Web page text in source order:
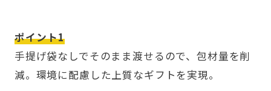
ポイント1
手提げ袋なしでそのまま渡せるので、包材量を削
減。環境に配慮した上質なギフトを実現。